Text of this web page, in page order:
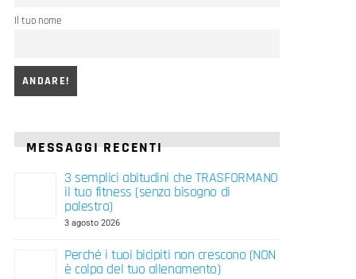
Il tuo nome
MESSAGGI RECENTI
3 semplici abitudini che TRASFORMANO
il tuo fitness (senza bisogno di
palestra)
3 agosto 2026
Perché i tuoi bicipiti non crescono (NON
è colpa del tuo allenamento)